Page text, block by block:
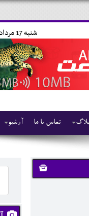
شنبه 17 مرداد 1405-7:29-
آرشیو تماس با ما